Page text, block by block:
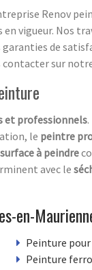
Renov
vigueur. Nos
de
sur
et professionnels
le peintre
surface à peindre
avec le
en-
Peinture
Peinture